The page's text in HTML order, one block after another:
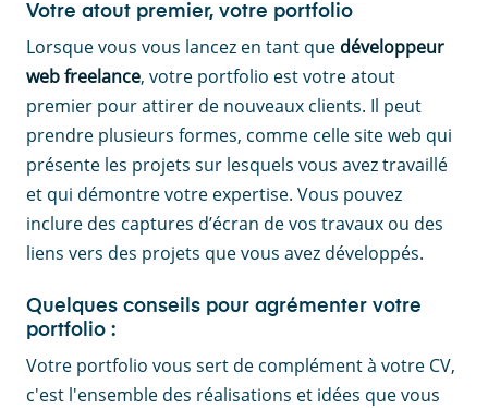
Votre atout premier, votre portfolio
Lorsque vous vous lancez en tant que développeur
web freelance, votre portfolio est votre atout
premier pour attirer de nouveaux clients. Il peut
prendre plusieurs formes, comme celle site web qui
présente les projets sur lesquels vous avez travaillé
et qui démontre votre expertise. Vous pouvez
inclure des captures d’écran de vos travaux ou des
liens vers des projets que vous avez développés.
Quelques conseils pour agrémenter votre
portfolio :
Votre portfolio vous sert de complément à votre CV,
c'est l'ensemble des réalisations et idées que vous